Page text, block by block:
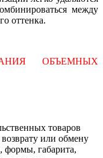
между
оттенка.
ОБЪЕМНЫХ
товаров
или обмену
формы, габарита,